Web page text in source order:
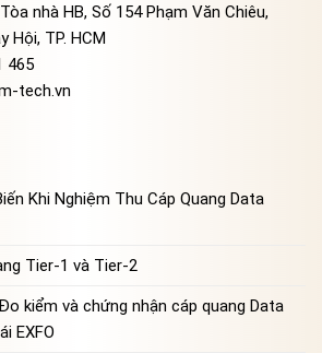
Tòa nhà HB, Số 154 Phạm Văn Chiêu,
Hội, TP. HCM
465
tech.vn
Khi Nghiệm Thu Cáp Quang Data
Tier-1 và Tier-2
kiểm và chứng nhận cáp quang Data
EXFO